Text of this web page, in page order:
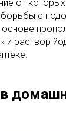
от
с
и раствор